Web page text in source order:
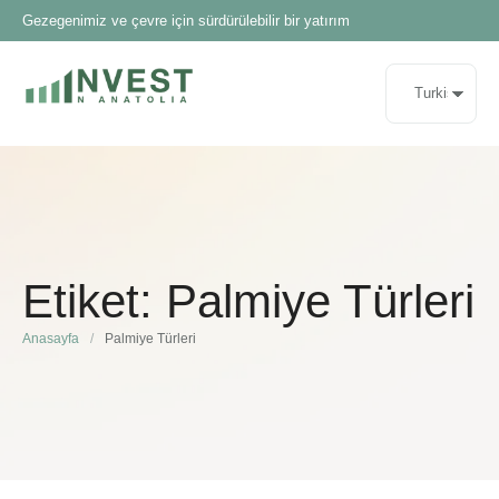
Gezegenimiz ve çevre için sürdürülebilir bir yatırım
Etiket: Palmiye Türleri
Anasayfa / Palmiye Türleri